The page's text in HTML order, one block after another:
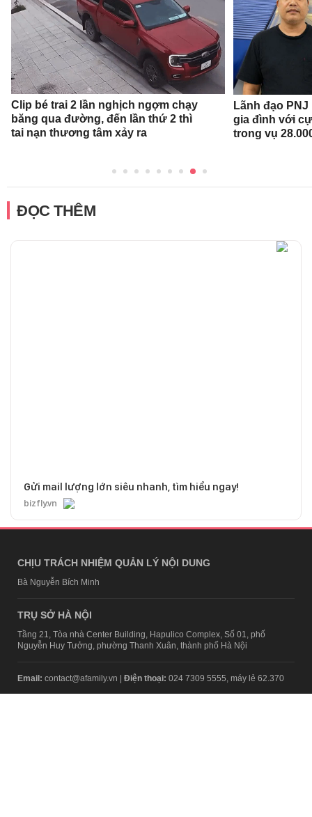
Clip bé trai 2 lần nghịch ngợm chạy
băng qua đường, đến lần thứ 2 thì
tai nạn thương tâm xảy ra
Lãnh đạo
gia đình với
trong vụ
ĐỌC THÊM
Gửi mail lượng lớn siêu nhanh, tìm hiểu ngay!
bizfly.vn
CHỊU TRÁCH NHIỆM QUẢN LÝ NỘI DUNG
Bà Nguyễn Bích Minh
TRỤ SỞ HÀ NỘI
Tầng 21, Tòa nhà Center Building, Hapulico Complex, Số 01, phố
Nguyễn Huy Tưởng, phường Thanh Xuân, thành phố Hà Nội
Email: contact@afamily.vn | Điện thoại: 024 7309 5555, máy lẻ 62.370